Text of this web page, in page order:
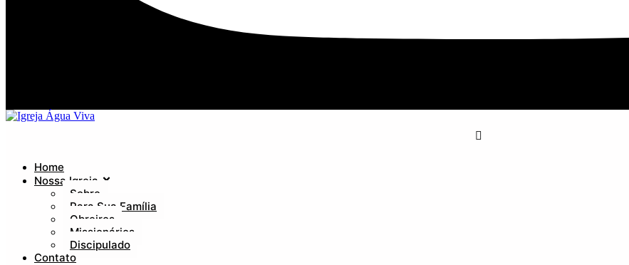
Home
Nossa Igreja
Sobre
Para Sua Família
Obreiros
Missionários
Discipulado
Contato